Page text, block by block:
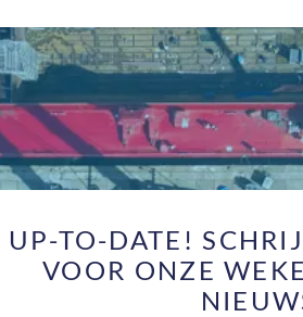
TO-DATE!
VOOR ONZE